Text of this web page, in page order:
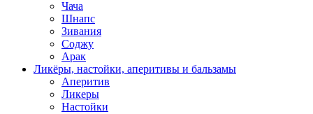
Чача
Шнапс
Зивания
Соджу
Арак
Ликёры, настойки, аперитивы и бальзамы
Аперитив
Ликеры
Настойки